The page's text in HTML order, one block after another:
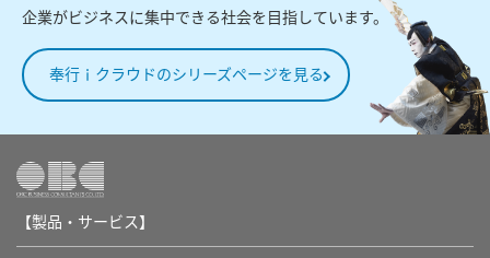
企業がビジネスに集中できる社会を目指しています。
奉行ｉクラウドのシリーズページを見る
【製品・サービス】